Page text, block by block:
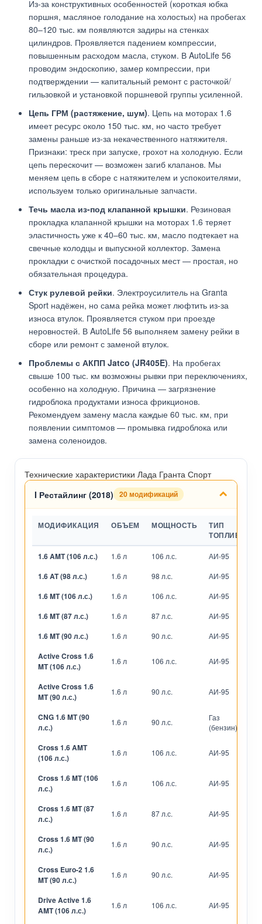
Из-за конструктивных особенностей (короткая юбка
поршня, масляное голодание на холостых) на пробегах
80–120 тыс. км появляются задиры на стенках
цилиндров. Проявляется падением компрессии,
повышенным расходом масла, стуком. В AutoLife 56
проводим эндоскопию, замер компрессии, при
подтверждении — капитальный ремонт с расточкой/
гильзовкой и установкой поршневой группы усиленной.
Цепь ГРМ (растяжение, шум). Цепь на моторах 1.6
имеет ресурс около 150 тыс. км, но часто требует
замены раньше из-за некачественного натяжителя.
Признаки: треск при запуске, грохот на холодную. Если
цепь перескочит — возможен загиб клапанов. Мы
меняем цепь в сборе с натяжителем и успокоителями,
используем только оригинальные запчасти.
Течь масла из-под клапанной крышки. Резиновая
прокладка клапанной крышки на моторах 1.6 теряет
эластичность уже к 40–60 тыс. км, масло подтекает на
свечные колодцы и выпускной коллектор. Замена
прокладки с очисткой посадочных мест — простая, но
обязательная процедура.
Стук рулевой рейки. Электроусилитель на Granta
Sport надёжен, но сама рейка может люфтить из-за
износа втулок. Проявляется стуком при проезде
неровностей. В AutoLife 56 выполняем замену рейки в
сборе или ремонт с заменой втулок.
Проблемы с АКПП Jatco (JR405E). На пробегах
свыше 100 тыс. км возможны рывки при переключениях,
особенно на холодную. Причина — загрязнение
гидроблока продуктами износа фрикционов.
Рекомендуем замену масла каждые 60 тыс. км, при
появлении симптомов — промывка гидроблока или
замена соленоидов.
Технические характеристики Лада Гранта Спорт
I Рестайлинг (2018)
20 модификаций
МОДИФИКАЦИЯ ОБЪЕМ МОЩНОСТЬ
ТИП
ТОПЛИВА
1.6 AMT (106 л.с.) 1.6 л 106 л.с. АИ-95
1.6 AT (98 л.с.) 1.6 л 98 л.с. АИ-95
1.6 MT (106 л.с.) 1.6 л 106 л.с. АИ-95
1.6 MT (87 л.с.) 1.6 л 87 л.с. АИ-95
1.6 MT (90 л.с.) 1.6 л 90 л.с. АИ-95
Active Cross 1.6
MT (106 л.с.)
1.6 л 106 л.с. АИ-95
Active Cross 1.6
MT (90 л.с.)
1.6 л 90 л.с. АИ-95
CNG 1.6 MT (90
л.с.)
1.6 л 90 л.с.
Газ
(бензин)
Cross 1.6 AMT
(106 л.с.)
1.6 л 106 л.с. АИ-95
Cross 1.6 MT (106
л.с.)
1.6 л 106 л.с. АИ-95
Cross 1.6 MT (87
л.с.)
1.6 л 87 л.с. АИ-95
Cross 1.6 MT (90
л.с.)
1.6 л 90 л.с. АИ-95
Cross Euro-2 1.6
MT (90 л.с.)
1.6 л 90 л.с. АИ-95
Drive Active 1.6
AMT (106 л.с.)
1.6 л 106 л.с. АИ-95